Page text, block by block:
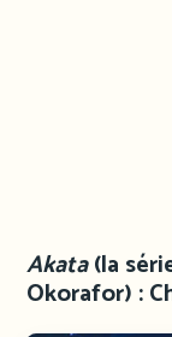
Akata(la
Okorafor) :